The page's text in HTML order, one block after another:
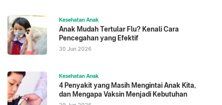
Kesehatan Anak
Anak Mudah Tertular Flu? Kenali Cara
Pencegahan yang Efektif
30 Jun 2026
Kesehatan Anak
4 Penyakit yang Masih Mengintai Anak Kita,
dan Mengapa Vaksin Menjadi Kebutuhan